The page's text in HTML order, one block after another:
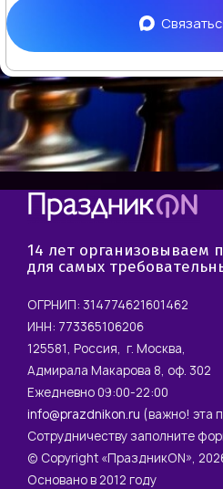
14 лет организовываем
для самых
ОГРНИП: 314774621601462
ИНН: 773365106206
125581, Россия, г. Москва,
Адмирала Макарова 8, оф. 302
Ежедневно 09:00-22:00
info@prazdnikon.ru (важно! эта
Сотрудничеству заполните
© Copyright «ПраздникON»,
Основано в 2012 году